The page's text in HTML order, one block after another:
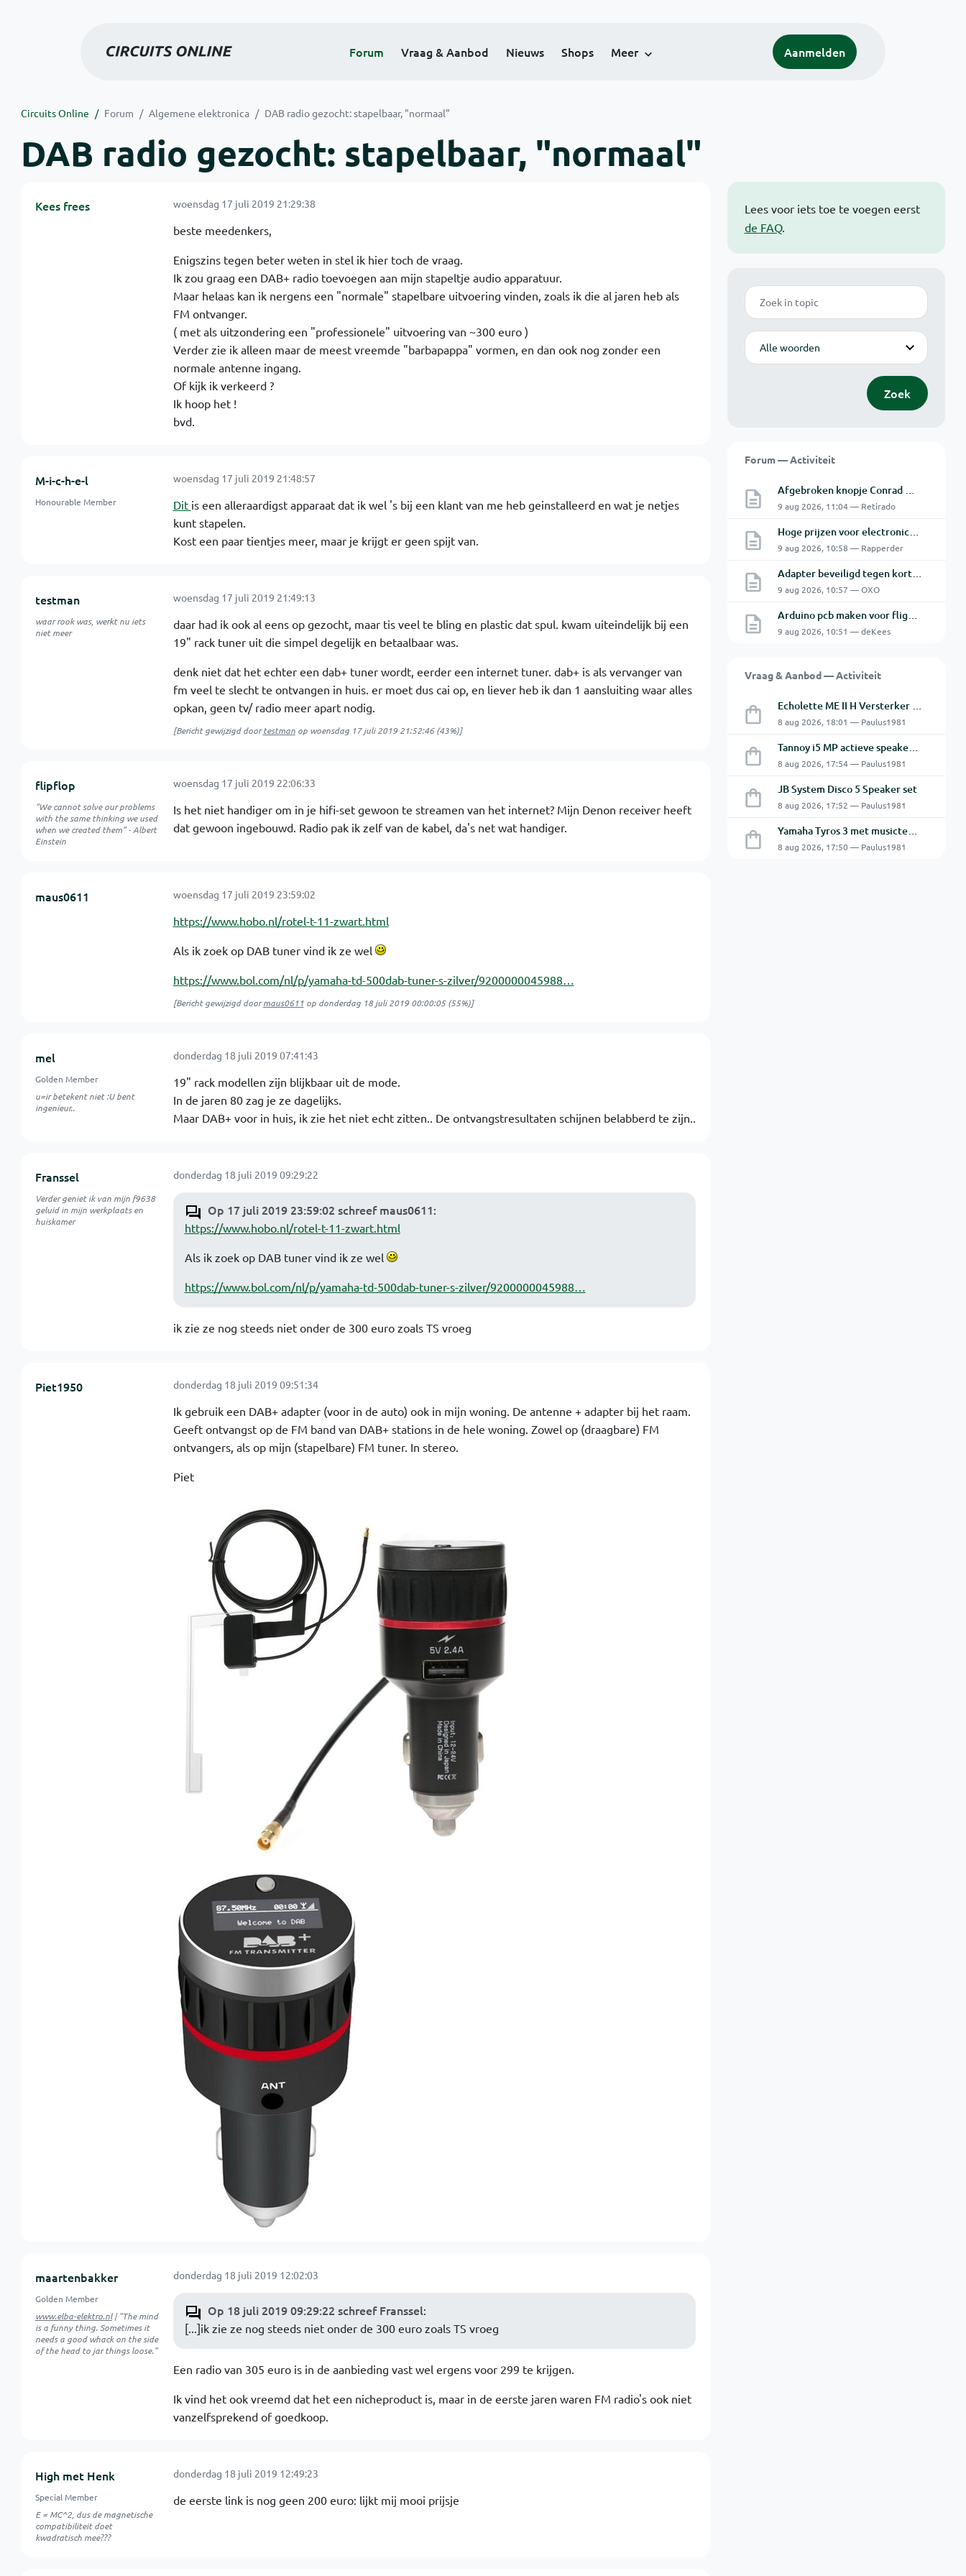
Forum Vraag & Aanbod Nieuws Shops Meer Aanmelden
Circuits Online Forum Algemene elektronica DAB radio gezocht: stapelbaar, "normaal"
DAB radio gezocht: stapelbaar, "normaal"
Lees voor iets toe te voegen eerst
de FAQ.
Zoek
Modus
Zoek
Forum — Activiteit
Afgebroken knopje Conrad Oscilloscoop
9 aug 2026, 11:04 — Retirado
Hoge prijzen voor electronica hobbyisten
9 aug 2026, 10:58 — Rapperder
Adapter beveiligd tegen kortsluiting maar toch defect?
9 aug 2026, 10:57 — OXO
Arduino pcb maken voor flightsim.
9 aug 2026, 10:51 — deKees
Vraag & Aanbod — Activiteit
Echolette ME II H Versterker Top en Cabine
8 aug 2026, 18:01 — Paulus1981
Tannoy i5 MP actieve speakers - Gebruikt
8 aug 2026, 17:54 — Paulus1981
JB System Disco 5 Speaker set
8 aug 2026, 17:52 — Paulus1981
Yamaha Tyros 3 met musictech MT 50 B-Grif
8 aug 2026, 17:50 — Paulus1981
Kees frees woensdag 17 juli 2019 21:29:38
beste meedenkers,
Enigszins tegen beter weten in stel ik hier toch de vraag.
Ik zou graag een DAB+ radio toevoegen aan mijn stapeltje audio apparatuur.
Maar helaas kan ik nergens een "normale" stapelbare uitvoering vinden, zoals ik die al jaren heb als
FM ontvanger.
( met als uitzondering een "professionele" uitvoering van ~300 euro )
Verder zie ik alleen maar de meest vreemde "barbapappa" vormen, en dan ook nog zonder een
normale antenne ingang.
Of kijk ik verkeerd ?
Ik hoop het !
bvd.
M-i-c-h-e-l
Honourable Member
woensdag 17 juli 2019 21:48:57
Dit is een alleraardigst apparaat dat ik wel 's bij een klant van me heb geinstalleerd en wat je netjes
kunt stapelen.
Kost een paar tientjes meer, maar je krijgt er geen spijt van.
testman
waar rook was, werkt nu iets
niet meer
woensdag 17 juli 2019 21:49:13
daar had ik ook al eens op gezocht, maar tis veel te bling en plastic dat spul. kwam uiteindelijk bij een
19" rack tuner uit die simpel degelijk en betaalbaar was.
denk niet dat het echter een dab+ tuner wordt, eerder een internet tuner. dab+ is als vervanger van
fm veel te slecht te ontvangen in huis. er moet dus cai op, en liever heb ik dan 1 aansluiting waar alles
opkan, geen tv/ radio meer apart nodig.
[Bericht gewijzigd doortestmanop woensdag 17 juli 2019 21:52:46(43%)]
flipflop
"We cannot solve our problems
with the same thinking we used
when we created them" - Albert
Einstein
woensdag 17 juli 2019 22:06:33
Is het niet handiger om in je hifi-set gewoon te streamen van het internet? Mijn Denon receiver heeft
dat gewoon ingebouwd. Radio pak ik zelf van de kabel, da's net wat handiger.
maus0611 woensdag 17 juli 2019 23:59:02
https://www.hobo.nl/rotel-t-11-zwart.html
Als ik zoek op DAB tuner vind ik ze wel
https://www.bol.com/nl/p/yamaha-td-500dab-tuner-s-zilver/9200000045988…
[Bericht gewijzigd doormaus0611op donderdag 18 juli 2019 00:00:05(55%)]
mel
Golden Member
u=ir betekent niet :U bent
ingenieur..
donderdag 18 juli 2019 07:41:43
19" rack modellen zijn blijkbaar uit de mode.
In de jaren 80 zag je ze dagelijks.
Maar DAB+ voor in huis, ik zie het niet echt zitten.. De ontvangstresultaten schijnen belabberd te zijn..
Franssel
Verder geniet ik van mijn f9638
geluid in mijn werkplaats en
huiskamer
donderdag 18 juli 2019 09:29:22
Op 17 juli 2019 23:59:02 schreef maus0611:
https://www.hobo.nl/rotel-t-11-zwart.html
Als ik zoek op DAB tuner vind ik ze wel
https://www.bol.com/nl/p/yamaha-td-500dab-tuner-s-zilver/9200000045988…
ik zie ze nog steeds niet onder de 300 euro zoals TS vroeg
Piet1950 donderdag 18 juli 2019 09:51:34
Ik gebruik een DAB+ adapter (voor in de auto) ook in mijn woning. De antenne + adapter bij het raam.
Geeft ontvangst op de FM band van DAB+ stations in de hele woning. Zowel op (draagbare) FM
ontvangers, als op mijn (stapelbare) FM tuner. In stereo.
Piet
maartenbakker
Golden Member
www.elba-elektro.nl| "The mind
is a funny thing. Sometimes it
needs a good whack on the side
of the head to jar things loose."
donderdag 18 juli 2019 12:02:03
Op 18 juli 2019 09:29:22 schreef Franssel:
[...]ik zie ze nog steeds niet onder de 300 euro zoals TS vroeg
Een radio van 305 euro is in de aanbieding vast wel ergens voor 299 te krijgen.
Ik vind het ook vreemd dat het een nicheproduct is, maar in de eerste jaren waren FM radio's ook niet
vanzelfsprekend of goedkoop.
High met Henk
Special Member
E = MC^2, dus de magnetische
compatibiliteit doet
kwadratisch mee???
donderdag 18 juli 2019 12:49:23
de eerste link is nog geen 200 euro: lijkt mij mooi prijsje